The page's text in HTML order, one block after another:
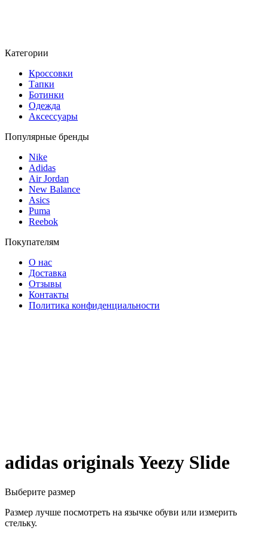
Категории
Кроссовки
Тапки
Ботинки
Одежда
Аксессуары
Популярные бренды
Nike
Adidas
Air Jordan
New Balance
Asics
Puma
Reebok
Покупателям
О нас
Доставка
Отзывы
Контакты
Политика конфиденциальности
adidas originals Yeezy Slide
Выберите размер
Размер лучше посмотреть на язычке обуви или измерить
стельку.